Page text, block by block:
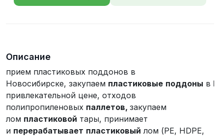
Описание
прием пластиковых поддонов в
Новосибирске, закупаем пластиковые поддоны в
привлекательной цене, отходов
полипропиленовых паллетов, закупаем
лом пластиковой тары, принимает
и перерабатывает пластиковый лом (PE, HDPE,